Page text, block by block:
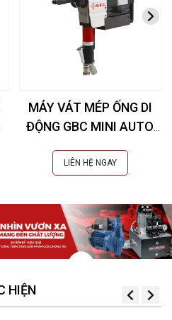
MÁY VÁT MÉP ỐNG DI
ĐỘNG GBC MINI AUTO
mm)
LIÊN HỆ NGAY
HIỆN